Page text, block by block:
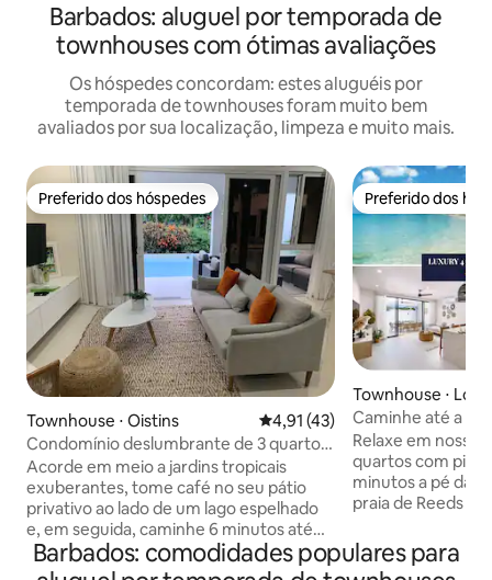
Barbados: aluguel por temporada de
townhouses com ótimas avaliações
Os hóspedes concordam: estes aluguéis por
temporada de townhouses foram muito bem
avaliados por sua localização, limpeza e muito mais.
Preferido dos hóspedes
Preferido dos hóspedes
Townhouse ⋅ Oistins 4,91 de uma avaliação média
4,91 (43)
Condomínio deslumbrante de 3 quartos
a uma curta caminhada de Dover Beach
e The Gap
Acorde em meio a jardins tropicais
exuberantes, tome café no seu pátio
privativo ao lado de um lago espelhado
e, em seguida, caminhe 6 minutos até
Dover Beach para nadar. Casa elegante
de 3 quartos com ar-condicionado,
Preferido dos
Preferido dos
Townhouse ⋅
Caminhe até a
piscina, perto de
Relaxe em nossa
quartos com
minutos a pé das
praia de Reeds Bay! 10 minutos
Noturna 7 minutos para o charme e a
cultura de Speightstown
Barbados: comodidades populares para